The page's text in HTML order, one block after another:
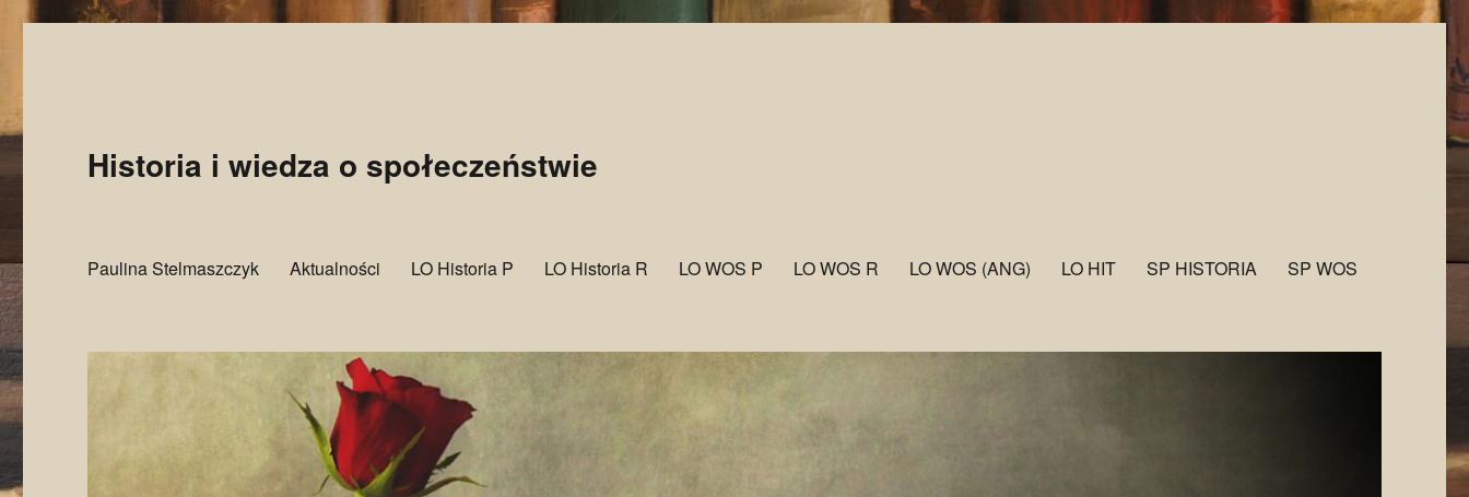
Historia i wiedza o społeczeństwie
Paulina Stelmaszczyk Aktualności LO Historia P LO Historia R LO WOS P LO WOS R LO WOS (ANG) LO HIT SP HISTORIA SP WOS